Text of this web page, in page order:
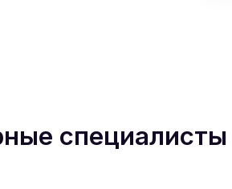
специалисты